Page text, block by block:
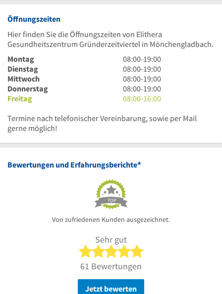
Öffnungszeiten
Hier finden Sie die Öffnungszeiten von Elithera
Gesundheitszentrum Gründerzeitviertel in Mönchengladbach.
Montag
8
Uhr
bis
19
Uhr
08:00-19:00
Dienstag
8
Uhr
bis
19
08:00-19:00
Mittwoch
8
Uhr
bis
Uhr
08:00-19:00
Donnerstag
8
Uhr
19
08:00-19:00
Freitag
8
bis
08:00-16:00
Termine nach telefonischer Vereinbarung, sowie per Mail
gerne möglich!
Bewertungen und Erfahrungsberichte*
TOP
Von zufriedenen Kunden ausgezeichnet.
Sehr gut
5 von 5 Sternen
61 Bewertungen
Jetzt bewerten